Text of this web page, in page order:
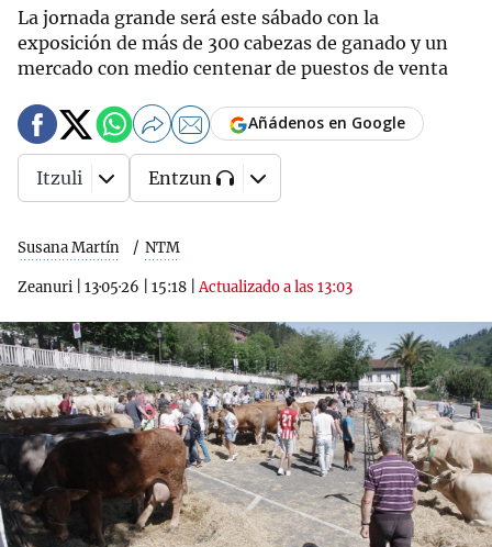
La jornada grande será este sábado con la
exposición de más de 300 cabezas de ganado y un
mercado con medio centenar de puestos de venta
Susana Martín NTM
Zeanuri 13·05·26 15:18 |Actualizado a las 13:03
Añádenos en Google
Itzuli Entzun